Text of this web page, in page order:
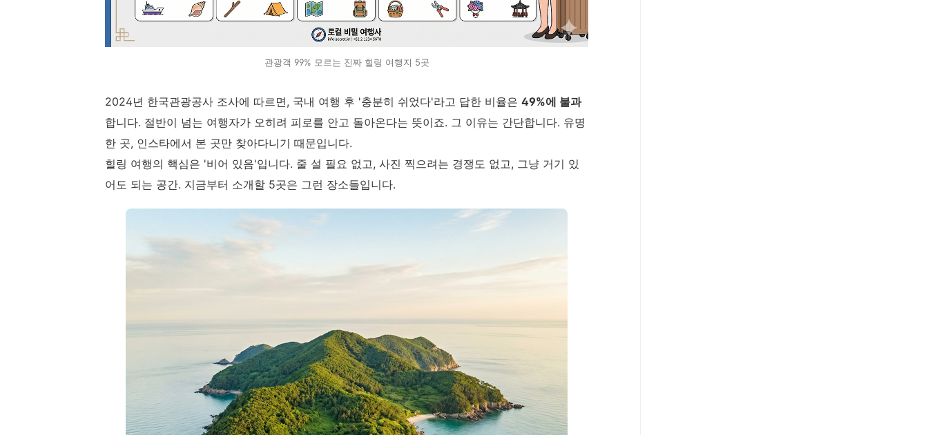
관광객 99% 모르는 진짜 힐링 여행지 5곳
2024년 한국관광공사 조사에 따르면, 국내 여행 후 '충분히 쉬었다'라고 답한 비율은 49%에 불과
합니다. 절반이 넘는 여행자가 오히려 피로를 안고 돌아온다는 뜻이죠. 그 이유는 간단합니다. 유명
한 곳, 인스타에서 본 곳만 찾아다니기 때문입니다.
힐링 여행의 핵심은 '비어 있음'입니다. 줄 설 필요 없고, 사진 찍으려는 경쟁도 없고, 그냥 거기 있
어도 되는 공간. 지금부터 소개할 5곳은 그런 장소들입니다.